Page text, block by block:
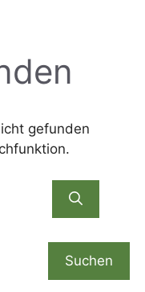
gefunden
Suchen